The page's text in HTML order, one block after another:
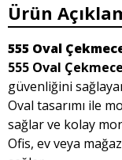
Ürün
555 Oval
555 Oval
güvenliğini
Oval tasarımı ile
sağlar ve kolay
Ofis, ev veya